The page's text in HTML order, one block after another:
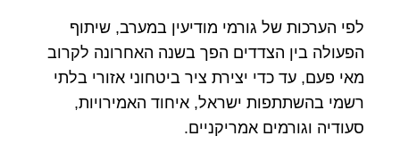
לפי הערכות של גורמי מודיעין במערב, שיתוף
הפעולה בין הצדדים הפך בשנה האחרונה לקרוב
מאי פעם, עד כדי יצירת ציר ביטחוני אזורי בלתי
רשמי בהשתתפות ישראל, איחוד האמירויות,
סעודיה וגורמים אמריקניים.